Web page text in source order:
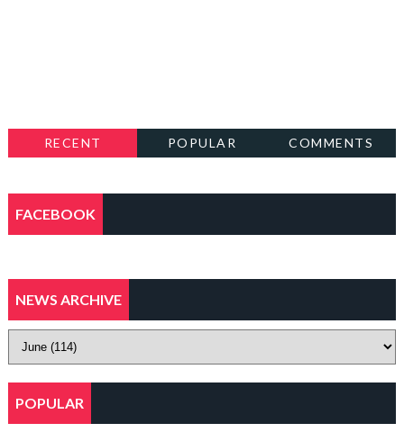
RECENT POPULAR COMMENTS
FACEBOOK
NEWS ARCHIVE
POPULAR